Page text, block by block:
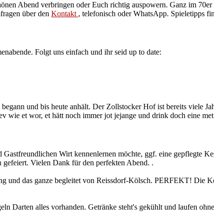
Abend verbringen oder Euch richtig auspowern. Ganz im
über den Kontakt , telefonisch oder WhatsApp. Spieletipps
Folgt uns einfach und ihr seid up to date:
und bis heute anhält. Der Zollstocker Hof ist bereits viele
wie et wor, et hätt noch immer jot jejange und drink doch eine
Wirt kennenlernen möchte, ggf. eine gepflegte
Vielen Dank für den perfekten Abend. .
und das ganze begleitet von Reissdorf-Kölsch. PERFEKT! Die
Darten alles vorhanden. Getränke steht's gekühlt und laufen